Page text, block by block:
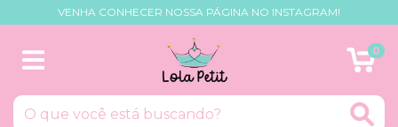
VENHA CONHECER NOSSA PÁGINA NO INSTAGRAM!
0